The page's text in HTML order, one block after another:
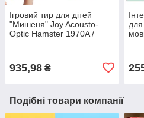
Ігровий тир для дітей
"Мишеня" Joy Acousto-
Optic Hamster 1970A /
935,98 ₴
для
Подібні товари компанії